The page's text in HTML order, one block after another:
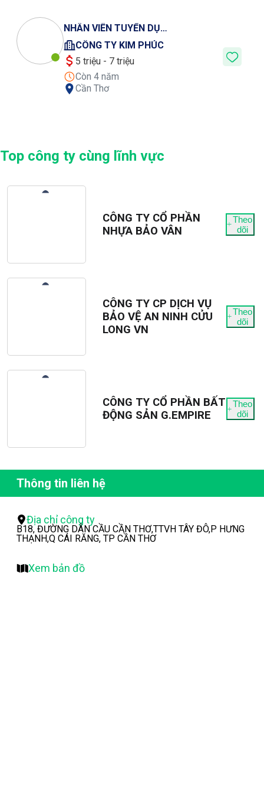
NHÂN VIÊN TUYỂN DỤNG
CÔNG TY KIM PHÚC
5 triệu - 7 triệu
Còn 4 năm
Cần Thơ
Top công ty cùng lĩnh vực
CÔNG TY CỔ PHẦN
NHỰA BẢO VÂN
Theo
dõi
CÔNG TY CP DỊCH VỤ
BẢO VỆ AN NINH CỬU
LONG VN
Theo
dõi
CÔNG TY CỔ PHẦN BẤT
ĐỘNG SẢN G.EMPIRE
Theo
dõi
Thông tin liên hệ
Địa chỉ công ty
B18, ĐƯỜNG DÂN CẦU CẦN THƠ,TTVH TÂY ĐÔ,P HƯNG
THẠNH,Q CÁI RĂNG, TP CẦN THƠ
Xem bản đồ